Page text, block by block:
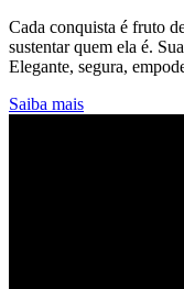
Cada conquista é fruto
sustentar quem ela é.
Elegante, segura,
Saiba mais